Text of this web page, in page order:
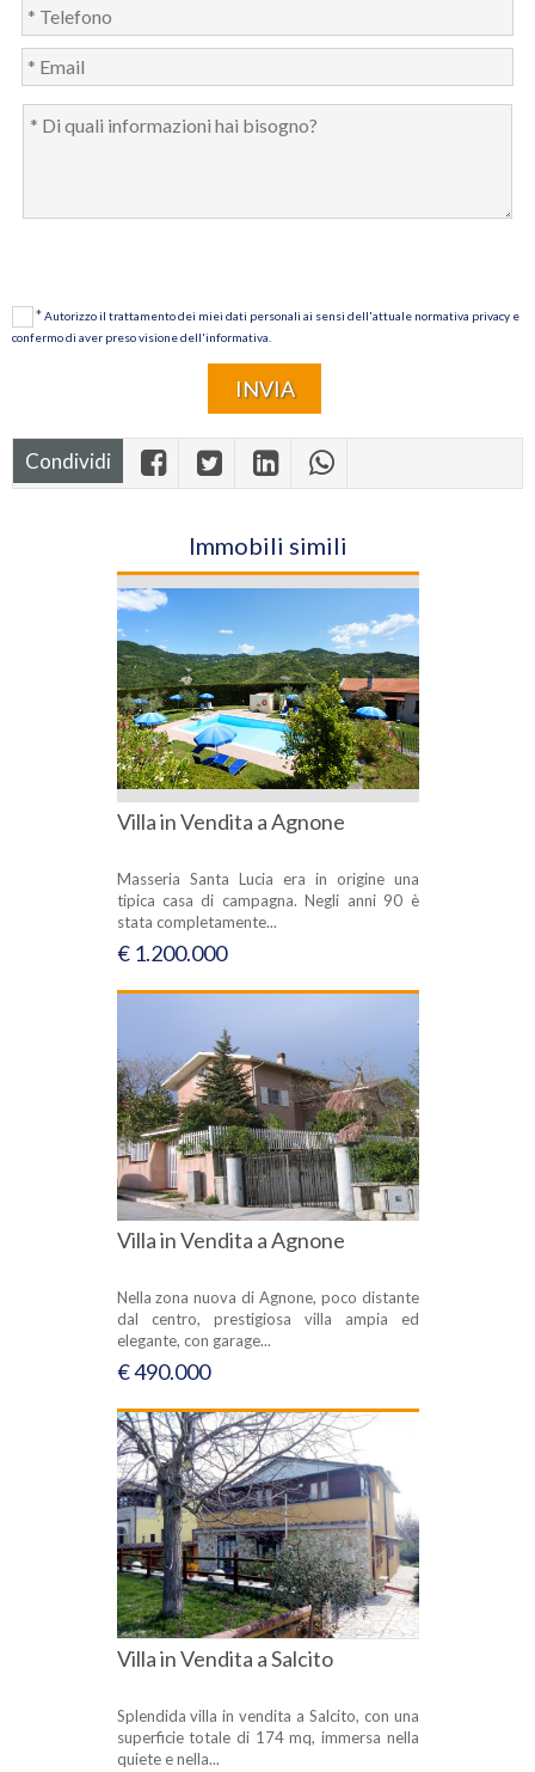
*Autorizzo il trattamento dei miei dati personali ai sensi dell'attuale normativa privacy e
confermo di aver preso visione dell'informativa.
Condividi
Immobili simili
Villa in Vendita a Agnone
Masseria Santa Lucia era in origine una
tipica casa di campagna. Negli anni 90 è
stata completamente...
€ 1.200.000
Villa in Vendita a Agnone
Nella zona nuova di Agnone, poco distante
dal centro, prestigiosa villa ampia ed
elegante, con garage...
€ 490.000
Villa in Vendita a Salcito
Splendida villa in vendita a Salcito, con una
superficie totale di 174 mq, immersa nella
quiete e nella...